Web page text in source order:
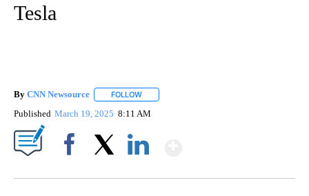
Tesla
By CNN Newsource FOLLOW
Published March 19, 2025 8:11 AM